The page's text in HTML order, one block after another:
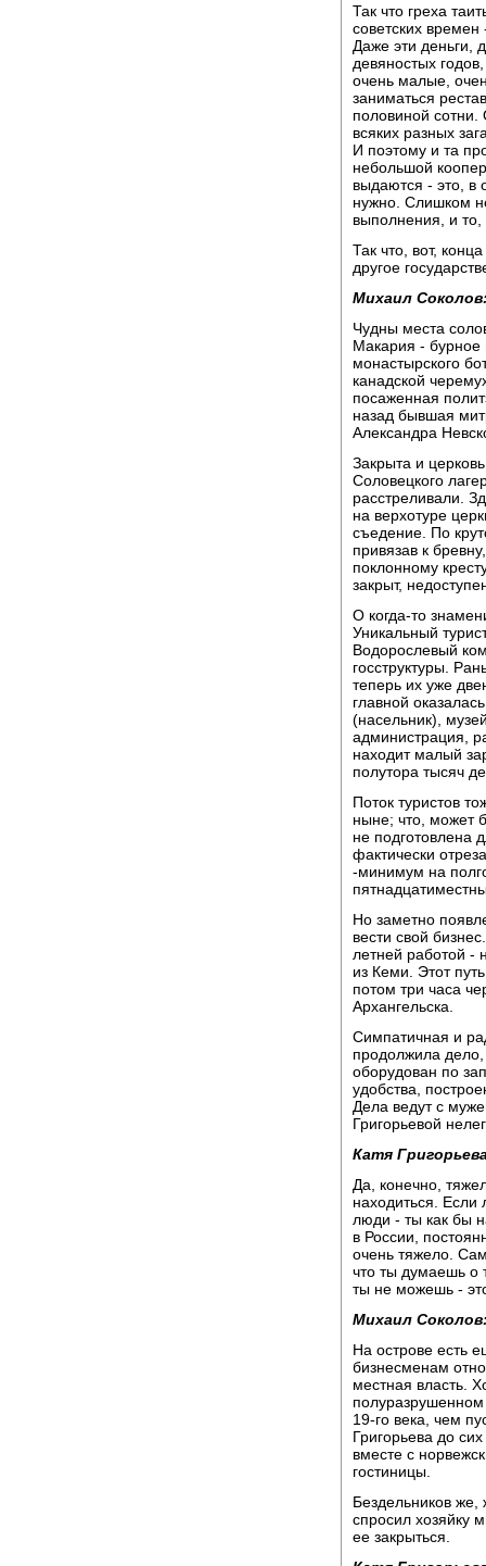
Так что греха
советских времен
Даже эти деньги,
девяностых
очень малые,
заниматься
половиной сотни.
всяких разных
И поэтому и та
небольшой
выдаются - это, в
нужно. Слишком
выполнения, и то,
Так что, вот,
другое
Михаил
Чудны места
Макария - бурное
монастырского
канадской
посаженная
назад бывшая
Александра
Закрыта и
Соловецкого
расстреливали.
на верхотуре
съедение. По
привязав к
поклонному
закрыт,
О когда-то
Уникальный
Водорослевый
госструктуры.
теперь их уже
главной
(насельник),
администрация,
находит малый
полутора тысяч
Поток туристов
ныне; что, может
не подготовлена
фактически
-минимум на
Но заметно
вести свой
летней работой -
из Кеми. Этот
потом три часа
Архангельска.
Симпатичная и
продолжила
оборудован по
удобства,
Дела ведут с
Григорьевой
Катя
Да, конечно,
находиться.
люди - ты как бы
в России,
очень тяжело.
что ты думаешь о
ты не можешь -
Михаил
На острове есть
бизнесменам
местная власть.
19-го века, чем
Григорьева до
вместе с
гостиницы.
Бездельников же,
спросил хозяйку
ее закрыться.